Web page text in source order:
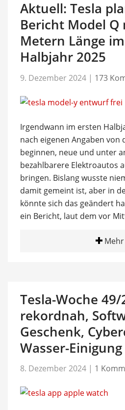
Aktuell: Tesla
Bericht Model
Metern Länge
Halbjahr 2025
9. Dezember 2024 | 173
Irgendwann im ersten
nach eigenen Angaben von
beginnen, neue und unter
bezahlbarere Elektroautos
bringen. Bislang wusste
damit gemeint ist, aber in
könnte sich das geändert
ein Bericht, laut dem vor
Mehr
Tesla-Woche
rekordnah,
Geschenk,
Wasser-Einigung
8. Dezember 2024 | 1